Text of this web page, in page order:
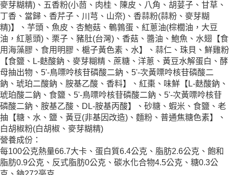
麥芽糊精)、五香粉(小茴、肉桂、陳皮、八角、胡荽子、甘草、
丁香、當歸、香芹子、川芎、山奈)、香蒜粉(蒜粉、麥芽糊
精)】、芋頭、魚皮、杏鮑菇、鵪鶉蛋、紅蔥油(棕櫚油，大豆
油，紅蔥頭)、栗子、豬肚(台灣)、香菇、醬油、鮑魚、水翅【食
用海藻膠、食用明膠、槴子黃色素、水】、蒜仁、珠貝、鮮雞粉
【食鹽、L-麩酸鈉、麥芽糊精、蔗糖、洋蔥、黃豆水解蛋白、酵
母抽出物、5'-鳥嘌呤核苷磷酸二鈉、5'-次黃嘌呤核苷磷酸二
鈉、琥珀二酸鈉、胺基乙酸、香料】、紅棗、味鮮【L-麩酸鈉、
琥珀酸二鈉、食鹽、5'-鳥嘌呤核苷磷酸二鈉、5'-次黃嘌呤核苷
磷酸二鈉、胺基乙酸、DL-胺基丙酸】、砂糖、蝦米、食鹽、老
抽【糖、水、鹽、黃豆(非基因改造)、麵粉、普通焦糖色素】、
白胡椒粉(白胡椒、麥芽糊精)
營養成份：
每100公克熱量66.7大卡、蛋白質6.4公克、脂肪2.6公克、飽和
脂肪0.9公克、反式脂肪0公克、碳水化合物4.5公克、糖0.3公